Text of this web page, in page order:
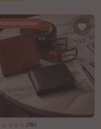
KARGO BEDAVA
(78)